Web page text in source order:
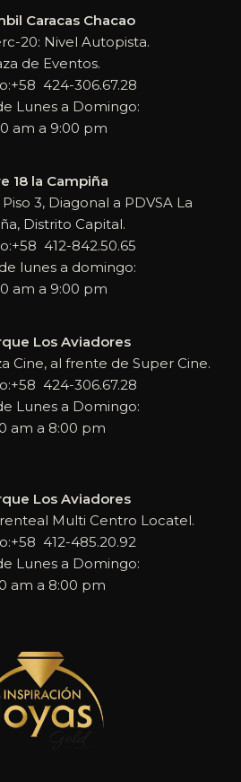
Caracas Chacao
20: Nivel Autopista.
de Eventos.
424-306.67.28
Lunes a Domingo:
am a 9:00 pm
18 la Campiña
3, Diagonal a PDVSA La
Distrito Capital.
412-842.50.65
lunes a domingo:
am a 9:00 pm
Los Aviadores
Cine, al frente de Super Cine.
424-306.67.28
Lunes a Domingo:
am a 8:00 pm
Los Aviadores
Multi Centro Locatel.
412-485.20.92
Lunes a Domingo:
am a 8:00 pm